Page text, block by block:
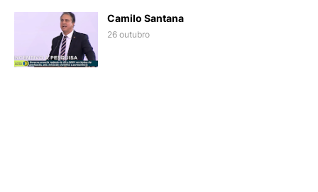
Camilo Santana
26 outubro